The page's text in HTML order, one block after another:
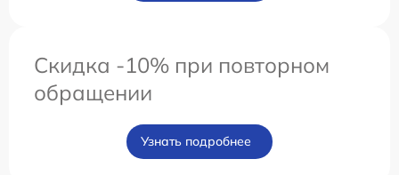
Скидка -10% при повторном
обращении
Узнать подробнее